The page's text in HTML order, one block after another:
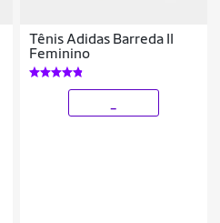
Tênis Adidas Barreda II
Feminino